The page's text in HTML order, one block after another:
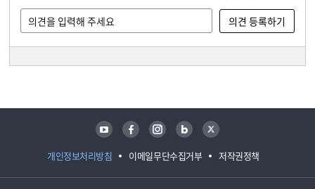
개인정보처리방침 이메일무단수집거부 저작권정책
유튜브 페이스북 인스타그램 블로그 트위터